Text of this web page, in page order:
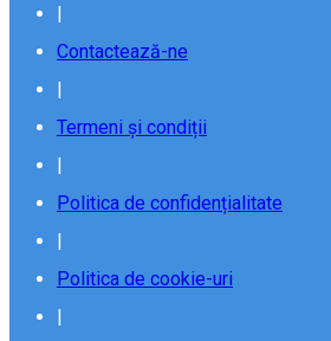
|
Contactează-ne
|
Termeni și condiții
|
Politica de confidențialitate
|
Politica de cookie-uri
|